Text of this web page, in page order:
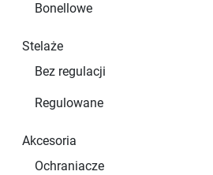
Bonellowe
Stelaże
Bez regulacji
Regulowane
Akcesoria
Ochraniacze